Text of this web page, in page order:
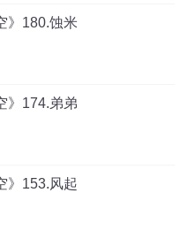
》180.蚀米
》174.弟弟
》153.风起